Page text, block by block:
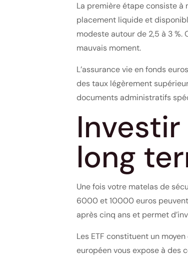
La première étape consiste
placement liquide et
modeste autour de 2,5 à 3
mauvais moment.
L’assurance vie en fonds
des taux légèrement
documents administratifs
long
Une fois votre matelas de
6000 et 10000 euros
après cinq ans et permet
Les ETF constituent un
européen vous expose à des